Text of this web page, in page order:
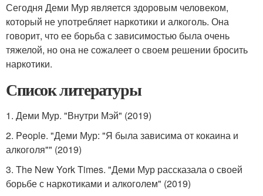
Сегодня Деми Мур является здоровым человеком,
который не употребляет наркотики и алкоголь. Она
говорит, что ее борьба с зависимостью была очень
тяжелой, но она не сожалеет о своем решении бросить
наркотики.
Список литературы
1. Деми Мур. "Внутри Мэй" (2019)
2. People. "Деми Мур: "Я была зависима от кокаина и
алкоголя"" (2019)
3. The New York Times. "Деми Мур рассказала о своей
борьбе с наркотиками и алкоголем" (2019)